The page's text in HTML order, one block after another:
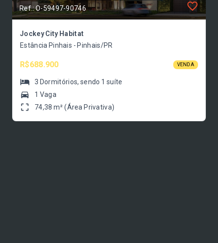
Ref.: O-59497-90746
Jockey City Habitat
Estância Pinhais - Pinhais/PR
R$688.900 VENDA
3 Dormitórios, sendo 1 suíte
1 Vaga
74,38 m² (Área Privativa)